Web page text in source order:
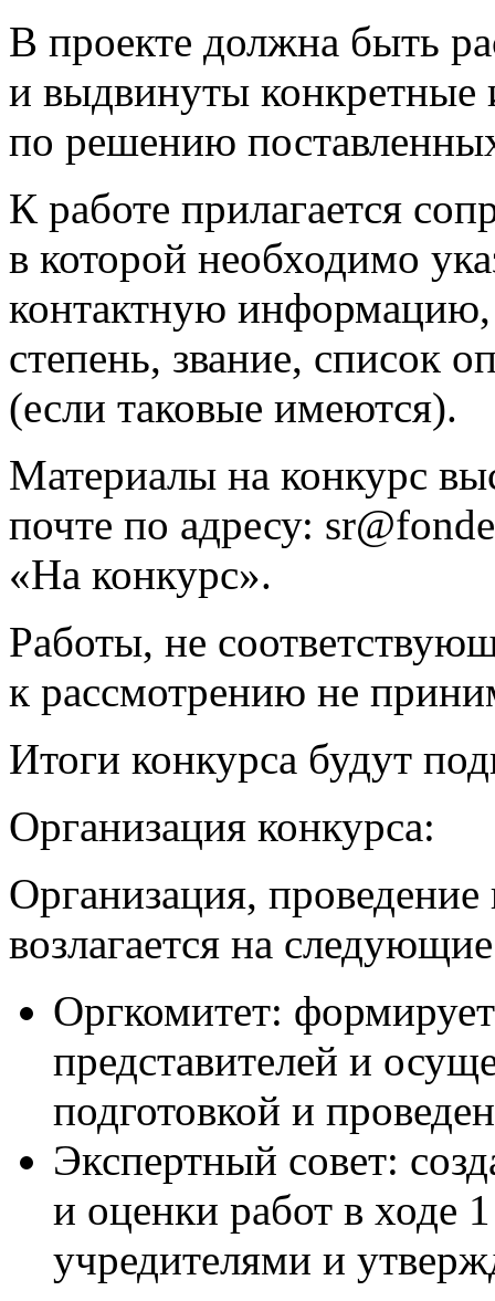
В проекте должна быть
и выдвинуты
по решению
К работе прилагается
в которой необходимо
контактную информацию,
степень, звание, список
(если таковые имеются).
Материалы на конкурс
почте по адресу:
«На конкурс».
Работы, не
к рассмотрению не
Итоги конкурса будут
Организация конкурса:
Организация, проведение
возлагается на
Оргкомитет:
представителей и
подготовкой и
Экспертный совет:
и оценки работ в ходе
учредителями и